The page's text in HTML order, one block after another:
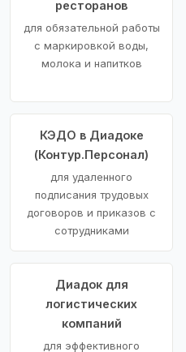
ресторанов
для обязательной работы
с маркировкой воды,
молока и напитков
КЭДО в Диадоке
(Контур.Персонал)
для удаленного
подписания трудовых
договоров и приказов с
сотрудниками
Диадок для
логистических
компаний
для эффективного